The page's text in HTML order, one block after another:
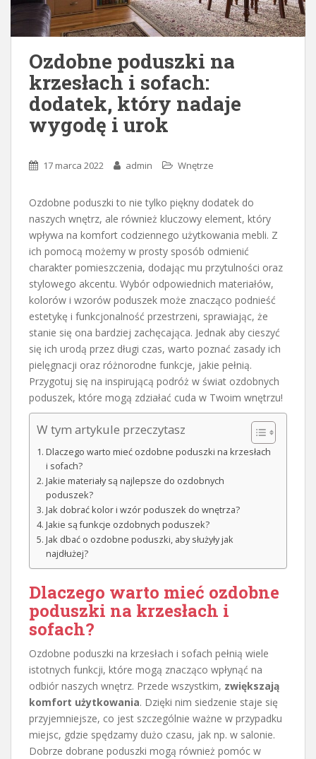
Ozdobne poduszki na
krzesłach i sofach:
dodatek, który nadaje
wygodę i urok
17 marca 2022 admin Wnętrze
Ozdobne poduszki to nie tylko piękny dodatek do
naszych wnętrz, ale również kluczowy element, który
wpływa na komfort codziennego użytkowania mebli. Z
ich pomocą możemy w prosty sposób odmienić
charakter pomieszczenia, dodając mu przytulności oraz
stylowego akcentu. Wybór odpowiednich materiałów,
kolorów i wzorów poduszek może znacząco podnieść
estetykę i funkcjonalność przestrzeni, sprawiając, że
stanie się ona bardziej zachęcająca. Jednak aby cieszyć
się ich urodą przez długi czas, warto poznać zasady ich
pielęgnacji oraz różnorodne funkcje, jakie pełnią.
Przygotuj się na inspirującą podróż w świat ozdobnych
poduszek, które mogą zdziałać cuda w Twoim wnętrzu!
W tym artykule przeczytasz
Dlaczego warto mieć ozdobne poduszki na krzesłach
i sofach?
Jakie materiały są najlepsze do ozdobnych
poduszek?
Jak dobrać kolor i wzór poduszek do wnętrza?
Jakie są funkcje ozdobnych poduszek?
Jak dbać o ozdobne poduszki, aby służyły jak
najdłużej?
Dlaczego warto mieć ozdobne
poduszki na krzesłach i
sofach?
Ozdobne poduszki na krzesłach i sofach pełnią wiele
istotnych funkcji, które mogą znacząco wpłynąć na
odbiór naszych wnętrz. Przede wszystkim, zwiększają
komfort użytkowania. Dzięki nim siedzenie staje się
przyjemniejsze, co jest szczególnie ważne w przypadku
miejsc, gdzie spędzamy dużo czasu, jak np. w salonie.
Dobrze dobrane poduszki mogą również pomóc w